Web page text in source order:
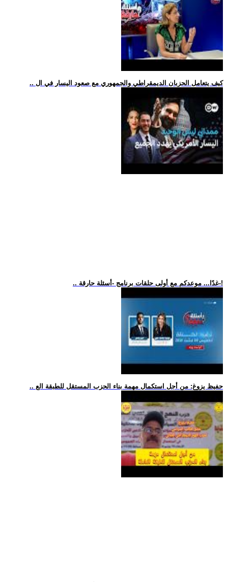
.. كيف يتعامل الحزبان الديمقراطي والجمهوري مع صعود اليسار في ال
.. غدًا... موعدكم مع أولى حلقات برنامج -أسئلة حارقة-!
.. حفيظ يزوغ: من أجل استكمال مهمة بناء الحزب المستقل للطبقة الع